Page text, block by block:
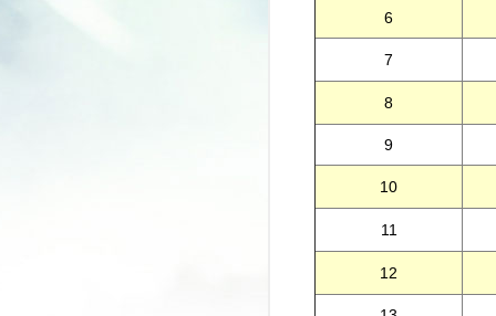
6
7
8
9
10
11
12